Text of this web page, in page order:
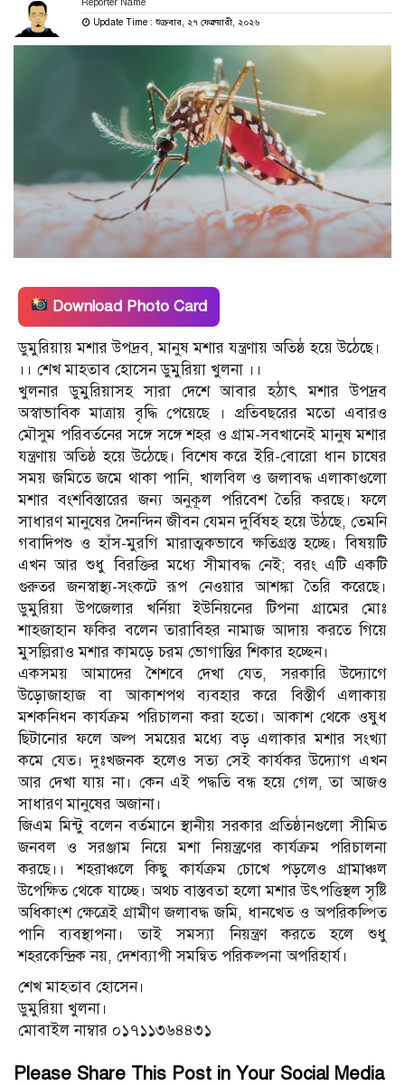
Update Time : শুক্রবার, ২৭ ফেব্রুয়ারী, ২০২৬
Download Photo Card
ডুমুরিয়ায় মশার উপদ্রব, মানুষ মশার যন্ত্রণায় অতিষ্ঠ হয়ে উঠেছে।
‌‌।। শেখ মাহতাব হোসেন ডুমুরিয়া খুলনা ।।
খুলনার ডুমুরিয়াসহ‌‌ সারা দেশে আবার হঠাৎ মশার উপদ্রব
অস্বাভাবিক মাত্রায় বৃদ্ধি পেয়েছে । প্রতিবছরের মতো এবারও
মৌসুম পরিবর্তনের সঙ্গে সঙ্গে শহর ও গ্রাম-সবখানেই মানুষ মশার
যন্ত্রণায় অতিষ্ঠ হয়ে উঠেছে। বিশেষ করে ইরি-বোরো ধান চাষের
সময় জমিতে জমে থাকা পানি, খালবিল ও জলাবদ্ধ এলাকাগুলো
মশার বংশবিস্তারের জন্য অনুকূল পরিবেশ তৈরি করছে। ফলে
সাধারণ মানুষের দৈনন্দিন জীবন যেমন দুর্বিষহ হয়ে উঠছে, তেমনি
গবাদিপশু ও হাঁস-মুরগি মারাত্মকভাবে ক্ষতিগ্রস্ত হচ্ছে। বিষয়টি
এখন আর শুধু বিরক্তির মধ্যে সীমাবদ্ধ নেই; বরং এটি একটি
গুরুতর জনস্বাস্থ্য-সংকটে রূপ নেওয়ার আশঙ্কা তৈরি করেছে।
ডুমুরিয়া উপজেলার খর্নিয়া ইউনিয়নের টিপনা গ্রামের মোঃ
শাহজাহান ফকির বলেন তারাবিহর নামাজ আদায় করতে গিয়ে
মুসল্লিরাও মশার কামড়ে চরম ভোগান্তির শিকার হচ্ছেন।
একসময় আমাদের শৈশবে‌ দেখা যেত, সরকারি উদ্যোগে
উড়োজাহাজ বা আকাশপথ ব্যবহার করে বিস্তীর্ণ এলাকায়
মশকনিধন কার্যক্রম পরিচালনা করা হতো। আকাশ থেকে ওষুধ
ছিটানোর ফলে অল্প সময়ের মধ্যে বড় এলাকার মশার সংখ্যা
কমে যেত। দুঃখজনক হলেও সত্য সেই কার্যকর উদ্যোগ এখন
আর দেখা যায় না। কেন এই পদ্ধতি বন্ধ হয়ে গেল, তা আজও
সাধারণ মানুষের অজানা।
জি‌এম‌ মিন্টু বলেন বর্তমানে স্থানীয় সরকার প্রতিষ্ঠানগুলো সীমিত
জনবল ও সরঞ্জাম নিয়ে মশা নিয়ন্ত্রণের কার্যক্রম পরিচালনা
করছে।। শহরাঞ্চলে কিছু কার্যক্রম চোখে পড়লেও গ্রামাঞ্চল
উপেক্ষিত থেকে যাচ্ছে। অথচ বাস্তবতা হলো মশার উৎপত্তিস্থল সৃষ্টি
অধিকাংশ ক্ষেত্রেই গ্রামীণ জলাবদ্ধ জমি, ধানখেত ও অপরিকল্পিত
পানি ব্যবস্থাপনা। তাই সমস্যা নিয়ন্ত্রণ করতে হলে শুধু
শহরকেন্দ্রিক নয়, দেশব্যাপী সমন্বিত পরিকল্পনা অপরিহার্য।
শেখ মাহতাব হোসেন।
ডুমুরিয়া খুলনা।
মোবাইল নাম্বার ০১৭১১৩৬৪৪৩১
Please Share This Post in Your Social Media